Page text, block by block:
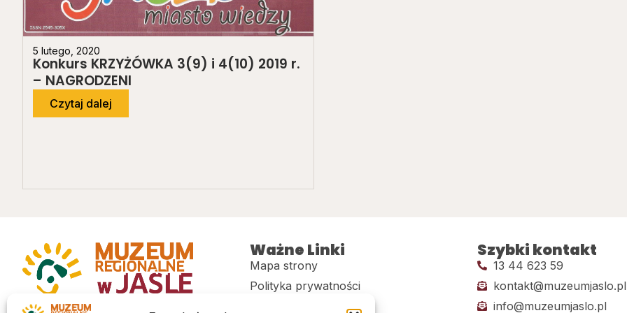
5 lutego, 2020
Konkurs KRZYŻÓWKA 3(9) i 4(10) 2019 r.
– NAGRODZENI
Czytaj dalej
Muzeum regionalne w Jaśle im. dr.
Ważne Linki
Mapa strony
Polityka prywatności
Szybki kontakt
13 44 623 59
kontakt@muzeumjaslo.pl
info@muzeumjaslo.pl